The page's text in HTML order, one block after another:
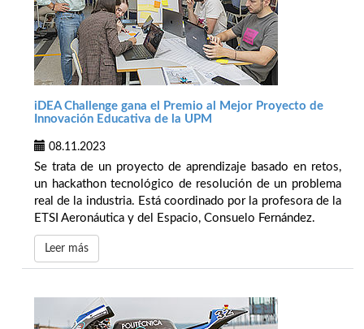
iDEA Challenge gana el Premio al Mejor Proyecto de
Innovación Educativa de la UPM
08.11.2023
Se trata de un proyecto de aprendizaje basado en retos,
un hackathon tecnológico de resolución de un problema
real de la industria. Está coordinado por la profesora de la
ETSI Aeronáutica y del Espacio, Consuelo Fernández.
Leer más